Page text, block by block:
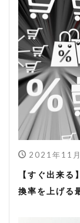
2021年11
【すぐ出来
換率を上げる